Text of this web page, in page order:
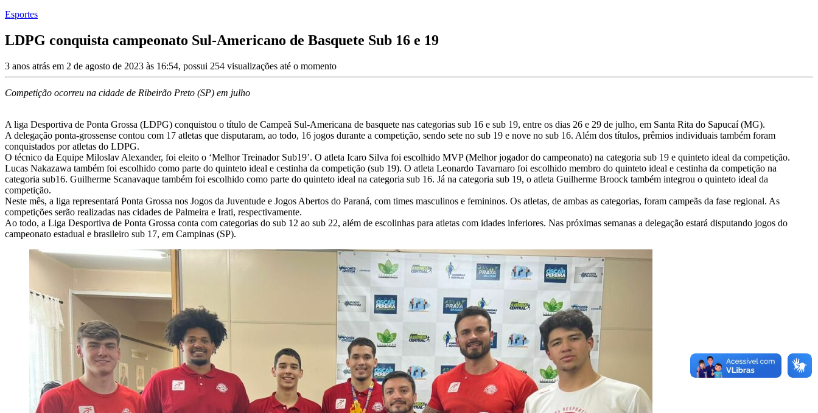
Esportes
LDPG conquista campeonato Sul-Americano de Basquete Sub 16 e 19
3 anos atrás em 2 de agosto de 2023 às 16:54, possui 254 visualizações até o momento
Competição ocorreu na cidade de Ribeirão Preto (SP) em julho
A liga Desportiva de Ponta Grossa (LDPG) conquistou o título de Campeã Sul-Americana de basquete nas categorias sub 16 e sub 19, entre os dias 26 e 29 de julho, em Santa Rita do Sapucaí (MG).
A delegação ponta-grossense contou com 17 atletas que disputaram, ao todo, 16 jogos durante a competição, sendo sete no sub 19 e nove no sub 16. Além dos títulos, prêmios individuais também foram
conquistados por atletas do LDPG.
O técnico da Equipe Miloslav Alexander, foi eleito o ‘Melhor Treinador Sub19’. O atleta Icaro Silva foi escolhido MVP (Melhor jogador do campeonato) na categoria sub 19 e quinteto ideal da competição.
Lucas Nakazawa também foi escolhido como parte do quinteto ideal e cestinha da competição (sub 19). O atleta Leonardo Tavarnaro foi escolhido membro do quinteto ideal e cestinha da competição na
categoria sub16. Guilherme Scanavaque também foi escolhido como parte do quinteto ideal na categoria sub 16. Já na categoria sub 19, o atleta Guilherme Broock também integrou o quinteto ideal da
competição.
Neste mês, a liga representará Ponta Grossa nos Jogos da Juventude e Jogos Abertos do Paraná, com times masculinos e femininos. Os atletas, de ambas as categorias, foram campeãs da fase regional. As
competições serão realizadas nas cidades de Palmeira e Irati, respectivamente.
Ao todo, a Liga Desportiva de Ponta Grossa conta com categorias do sub 12 ao sub 22, além de escolinhas para atletas com idades inferiores. Nas próximas semanas a delegação estará disputando jogos do
campeonato estadual e brasileiro sub 17, em Campinas (SP).